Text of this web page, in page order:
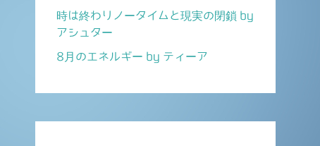
時は終わりノータイムと現実の閉鎖 by
アシュター
8月のエネルギー by ティーア